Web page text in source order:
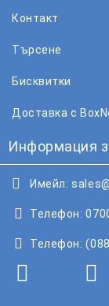
Контакт
Търсене
Бисквитки
Доставка с
Информация
Имейл:
Телефон:
Телефон: